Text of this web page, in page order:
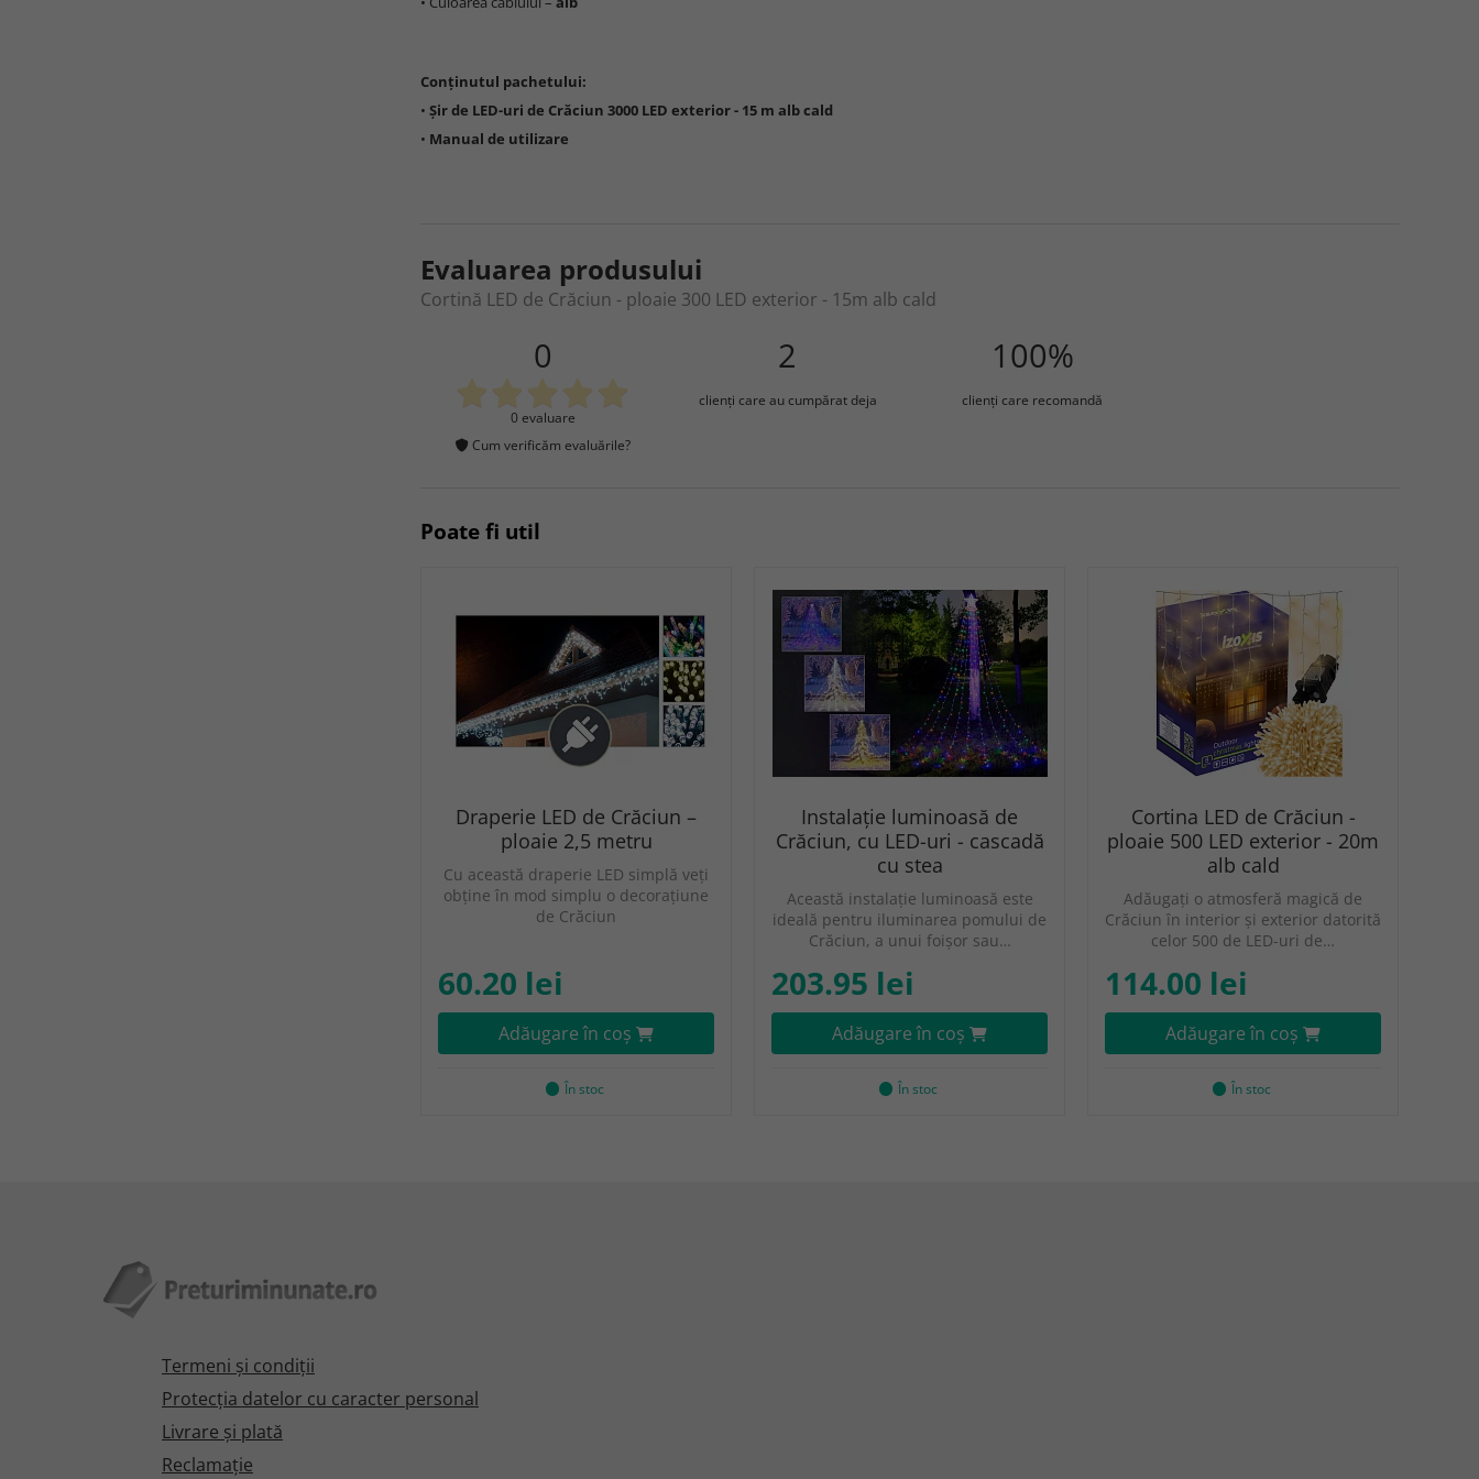
Conținutul pachetului:
• Șir de LED-uri de Crăciun 3000 LED exterior - 15 m alb cald
• Manual de utilizare
Evaluarea produsului
Cortină LED de Crăciun - ploaie 300 LED exterior - 15m alb cald
0
0 evaluare
Cum verificăm evaluările?
2
clienţi care au cumpărat deja
100%
clienţi care recomandă
Poate fi util
Draperie LED de Crăciun –
ploaie 2,5 metru
Cu această draperie LED simplă veţi
obţine în mod simplu o decoraţiune
de Crăciun
60.20 lei
Adăugare în coş
În stoc
Instalație luminoasă de
Crăciun, cu LED-uri - cascadă
cu stea
Această instalație luminoasă este
ideală pentru iluminarea pomului de
Crăciun, a unui foișor sau…
203.95 lei
Adăugare în coş
În stoc
Cortina LED de Crăciun -
ploaie 500 LED exterior - 20m
alb cald
Adăugați o atmosferă magică de
Crăciun în interior și exterior datorită
celor 500 de LED-uri de…
114.00 lei
Adăugare în coş
În stoc
Termeni şi condiţii
Protecţia datelor cu caracter personal
Livrare și plată
Reclamaţie